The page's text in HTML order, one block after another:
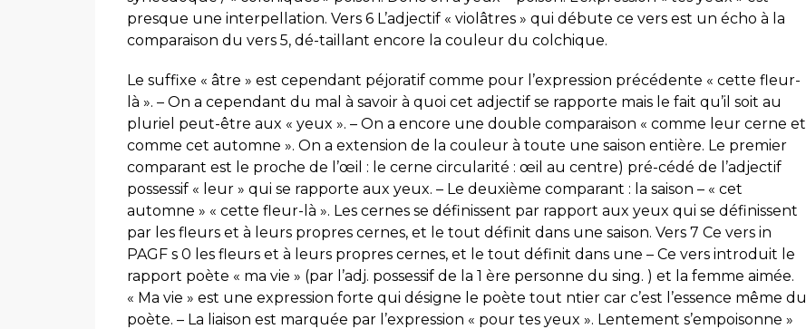
presque une interpellation. Vers 6 L’adjectif « violâtres » qui débute ce vers est un écho à la
comparaison du vers 5, dé-taillant encore la couleur du colchique.
Le suffixe « âtre » est cependant péjoratif comme pour l’expression précédente « cette fleur-
là ». – On a cependant du mal à savoir à quoi cet adjectif se rapporte mais le fait qu’il soit au
pluriel peut-être aux « yeux ». – On a encore une double comparaison « comme leur cerne et
comme cet automne ». On a extension de la couleur à toute une saison entière. Le premier
comparant est le proche de l’œil : le cerne circularité : œil au centre) pré-cédé de l’adjectif
possessif « leur » qui se rapporte aux yeux. – Le deuxième comparant : la saison – « cet
automne » « cette fleur-là ». Les cernes se définissent par rapport aux yeux qui se définissent
par les fleurs et à leurs propres cernes, et le tout définit dans une saison. Vers 7 Ce vers in
PAGF s 0 les fleurs et à leurs propres cernes, et le tout définit dans une – Ce vers introduit le
rapport poète « ma vie » (par l’adj. possessif de la 1 ère personne du sing. ) et la femme aimée.
« Ma vie » est une expression forte qui désigne le poète tout ntier car c’est l’essence même du
poète. – La liaison est marquée par l’expression « pour tes yeux ». Lentement s’empoisonne »